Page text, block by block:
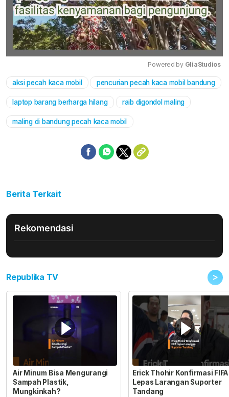
Mute
Powered by GliaStudios
aksi pecah kaca mobil pencurian pecah kaca mobil bandung
laptop barang berharga hilang raib digondol maling
maling di bandung pecah kaca mobil
Berita Terkait
Rekomendasi
Republika TV >
Air Minum Bisa Mengurangi
Sampah Plastik,
Mungkinkah?
Erick Thohir Konfirmasi FIFA
Lepas Larangan Suporter
Tandang